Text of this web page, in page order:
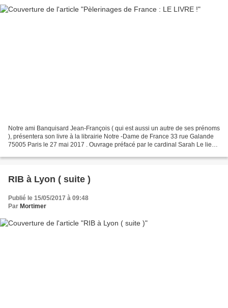
Notre ami Banquisard Jean-François ( qui est aussi un autre de ses prénoms
), présentera son livre à la librairie Notre -Dame de France 33 rue Galande
75005 Paris le 27 mai 2017 . Ouvrage préfacé par le cardinal Sarah Le lien
Romana Je...
RIB à Lyon ( suite )
Publié le 15/05/2017 à 09:48
Par Mortimer